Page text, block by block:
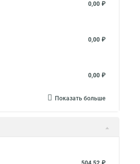
0,00 ₽
0,00 ₽
0,00 ₽
Показать больше